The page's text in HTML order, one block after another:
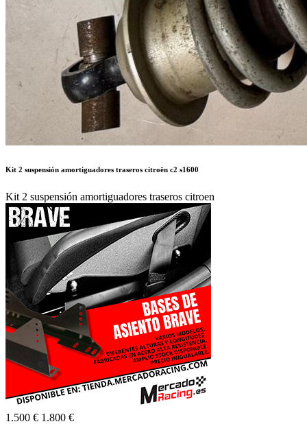
Kit 2 suspensión amortiguadores traseros citroën c2 s1600
Kit 2 suspensión amortiguadores traseros citroen
1.500 € 1.800 €